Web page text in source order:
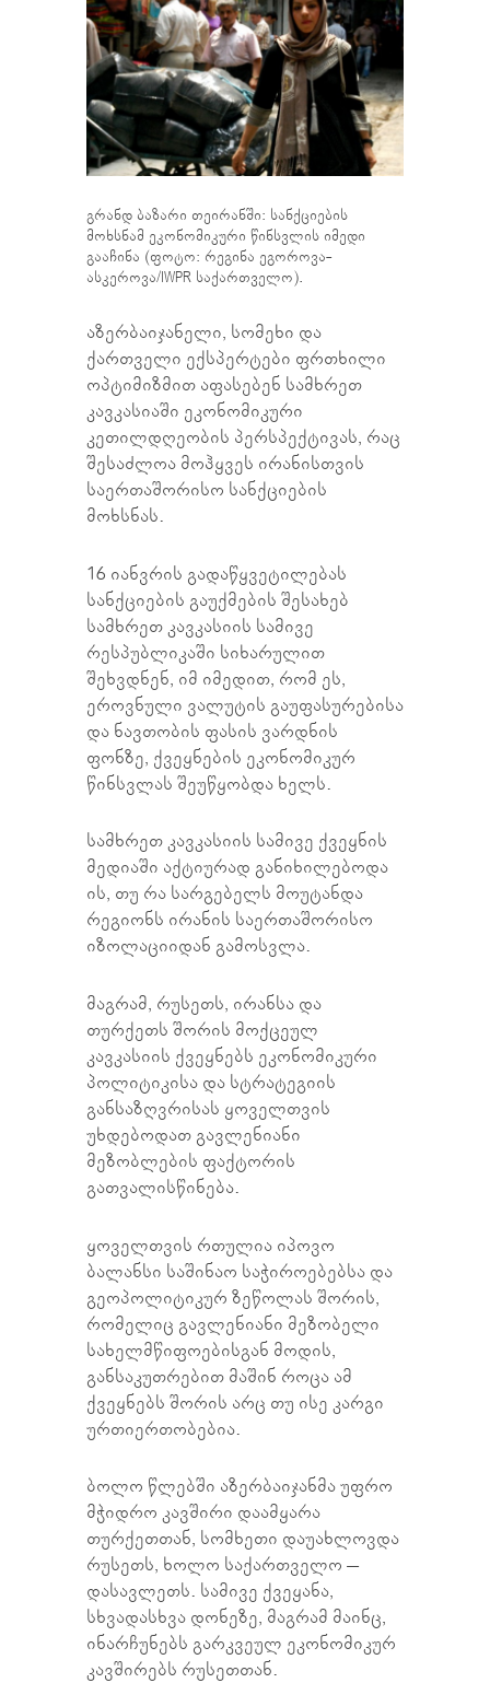
გრანდ ბაზარი თეირანში: სანქციების
მოხსნამ ეკონომიკური წინსვლის იმედი
გააჩინა (ფოტო: რეგინა ეგოროვა-
ასკეროვა/IWPR საქართველო).
აზერბაიჯანელი, სომეხი და
ქართველი ექსპერტები ფრთხილი
ოპტიმიზმით აფასებენ სამხრეთ
კავკასიაში ეკონომიკური
კეთილდღეობის პერსპექტივას, რაც
შესაძლოა მოჰყვეს ირანისთვის
საერთაშორისო სანქციების
მოხსნას.
16 იანვრის გადაწყვეტილებას
სანქციების გაუქმების შესახებ
სამხრეთ კავკასიის სამივე
რესპუბლიკაში სიხარულით
შეხვდნენ, იმ იმედით, რომ ეს,
ეროვნული ვალუტის გაუფასურებისა
და ნავთობის ფასის ვარდნის
ფონზე, ქვეყნების ეკონომიკურ
წინსვლას შეუწყობდა ხელს.
სამხრეთ კავკასიის სამივე ქვეყნის
მედიაში აქტიურად განიხილებოდა
ის, თუ რა სარგებელს მოუტანდა
რეგიონს ირანის საერთაშორისო
იზოლაციიდან გამოსვლა.
მაგრამ, რუსეთს, ირანსა და
თურქეთს შორის მოქცეულ
კავკასიის ქვეყნებს ეკონომიკური
პოლიტიკისა და სტრატეგიის
განსაზღვრისას ყოველთვის
უხდებოდათ გავლენიანი
მეზობლების ფაქტორის
გათვალისწინება.
ყოველთვის რთულია იპოვო
ბალანსი საშინაო საჭიროებებსა და
გეოპოლიტიკურ ზეწოლას შორის,
რომელიც გავლენიანი მეზობელი
სახელმწიფოებისგან მოდის,
განსაკუთრებით მაშინ როცა ამ
ქვეყნებს შორის არც თუ ისე კარგი
ურთიერთობებია.
ბოლო წლებში აზერბაიჯანმა უფრო
მჭიდრო კავშირი დაამყარა
თურქეთთან, სომხეთი დაუახლოვდა
რუსეთს, ხოლო საქართველო –
დასავლეთს. სამივე ქვეყანა,
სხვადასხვა დონეზე, მაგრამ მაინც,
ინარჩუნებს გარკვეულ ეკონომიკურ
კავშირებს რუსეთთან.